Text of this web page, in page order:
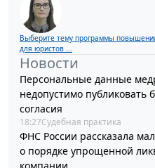
Выберите тему программы
для юристов ...
Новости
Персональные данные
недопустимо публиковать
согласия
18:27Судебная практика
ФНС России рассказала
о порядке упрощенной